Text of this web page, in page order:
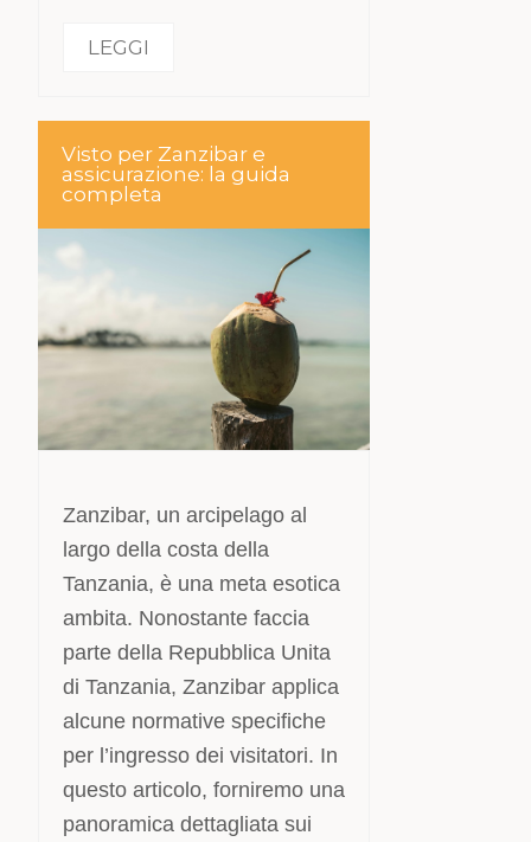
LEGGI
Visto per Zanzibar e
assicurazione: la guida
completa
Zanzibar, un arcipelago al
largo della costa della
Tanzania, è una meta esotica
ambita. Nonostante faccia
parte della Repubblica Unita
di Tanzania, Zanzibar applica
alcune normative specifiche
per l’ingresso dei visitatori. In
questo articolo, forniremo una
panoramica dettagliata sui